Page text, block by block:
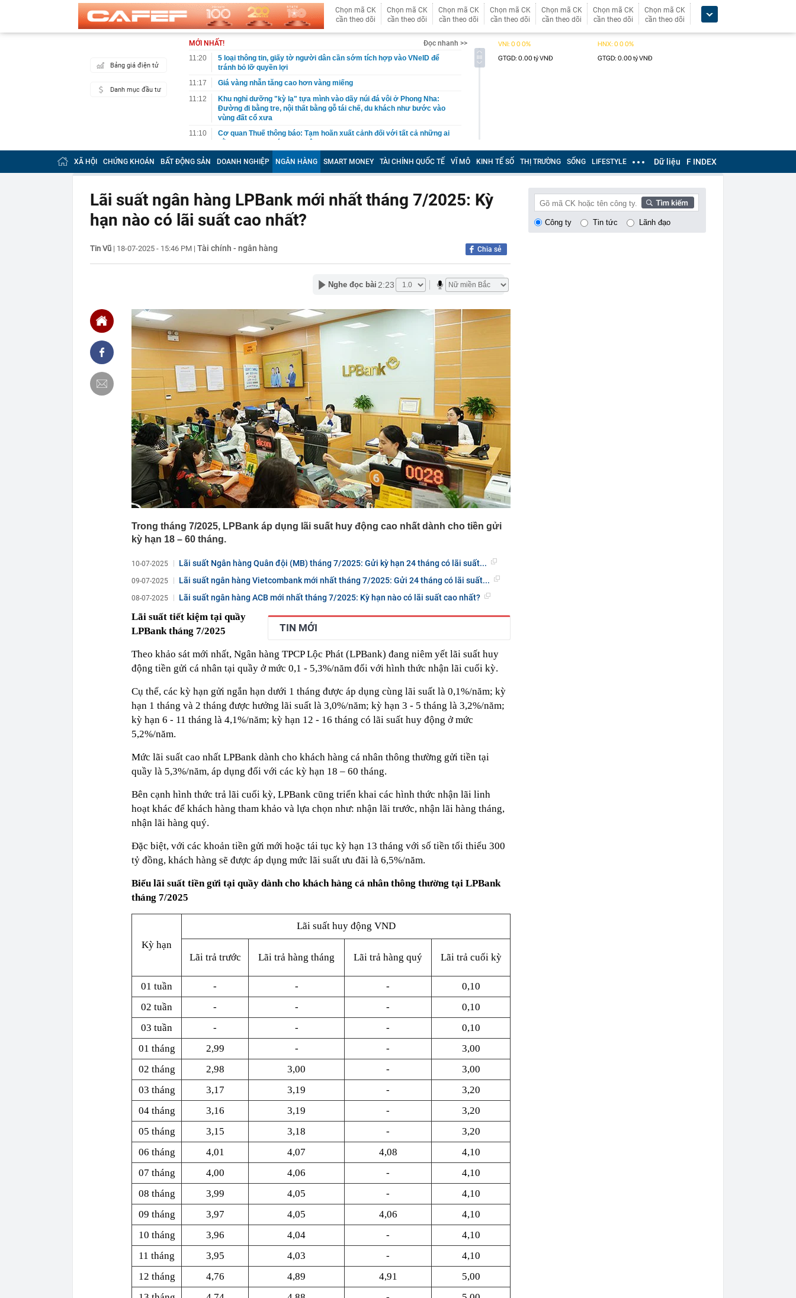
Chọn mã CK
cần theo dõi
Chọn mã CK
cần theo dõi
Chọn mã CK
cần theo dõi
Chọn mã CK
cần theo dõi
Chọn mã CK
cần theo dõi
Chọn mã CK
cần theo dõi
Chọn mã CK
cần theo dõi
Bảng giá điện tử
Danh mục đầu tư
MỚI NHẤT!
Đọc nhanh >>
11:20
5 loại thông tin, giấy tờ người dân cần sớm tích hợp vào VNeID để
tránh bỏ lỡ quyền lợi
11:17
Giá vàng nhẫn tăng cao hơn vàng miếng
11:12
Khu nghỉ dưỡng "kỳ lạ" tựa mình vào dãy núi đá vôi ở Phong Nha:
Đường đi bằng tre, nội thất bằng gỗ tái chế, du khách như bước vào
vùng đất cổ xưa
11:10
Cơ quan Thuế thông báo: Tạm hoãn xuất cảnh đối với tất cả những ai
11:09
Thiết kế nhà tối ưu công năng cho ngân sách hạn chế
11:08
Mưa lớn vượt công suất thiết kế, Hà Nội giải bài toán chống ngập ra
11:05
Khách gửi tiết kiệm hơn 77 triệu đồng, 2 tháng sau được ngân hàng
Trung Quốc thông báo: “Tiền đang nằm trong tài khoản của công ty bảo
hiểm”
sàn
Áp thấp nhiệt đới giật cấp 8 trên Vịnh Bắc Bộ, nhiều vùng biển sóng
10:56
Nga bất ngờ 'cầu cứu' đồng minh của Mỹ
Vợ cũ Đan Trường báo tin vui
10:48
3 thói quen rán cá cần bỏ ngay
Đang ngồi trong nhà, người dân bất ngờ thấy cảnh tượng "nổi da gà",
cả làng kéo đến xem
10:43
Vì sao trên muôi xới cơm lại có những chấm tròn? Hơn 90% người
dùng không biết hết công dụng
10:38
Hai chị em sinh đôi cùng tốt nghiệp Xuất sắc Đại học Ngoại ngữ
10:34
Tướng Mỹ tìm lối thoát cho Tổng thống Trump khỏi Iran
10:33
Trường học sau sắp xếp: Thay đổi lớn nhất nằm ở cách quản trị
10:30
Rửa tiền 320 tỷ đồng cho Mr Pips, Shark Bình nộp khắc phục 5,7 tỷ
đồng
10:26
Quang Hải vượt kỷ lục của Lê Công Vinh
XÃ HỘI CHỨNG KHOÁN BẤT ĐỘNG SẢN DOANH NGHIỆP NGÂN HÀNG SMART MONEY TÀI CHÍNH QUỐC TẾ VĨ MÔ KINH TẾ SỐ THỊ TRƯỜNG SỐNG LIFESTYLE Dữ liệu F INDEX
Lãi suất ngân hàng LPBank mới nhất tháng 7/2025: Kỳ
hạn nào có lãi suất cao nhất?
Tin Vũ | 18-07-2025 - 15:46 PM | Tài chính - ngân hàng Chia sẻ
Nghe đọc bài 2:23
Trong tháng 7/2025, LPBank áp dụng lãi suất huy động cao nhất dành cho tiền gửi
kỳ hạn 18 – 60 tháng.
10-07-2025 Lãi suất Ngân hàng Quân đội (MB) tháng 7/2025: Gửi kỳ hạn 24 tháng có lãi suất...
09-07-2025 Lãi suất ngân hàng Vietcombank mới nhất tháng 7/2025: Gửi 24 tháng có lãi suất...
08-07-2025 Lãi suất ngân hàng ACB mới nhất tháng 7/2025: Kỳ hạn nào có lãi suất cao nhất?
TIN MỚI
Lãi suất tiết kiệm tại quầy
LPBank tháng 7/2025
Theo khảo sát mới nhất, Ngân hàng TPCP Lộc Phát (LPBank) đang niêm yết lãi suất huy
động tiền gửi cá nhân tại quầy ở mức 0,1 - 5,3%/năm đối với hình thức nhận lãi cuối kỳ.
Cụ thể, các kỳ hạn gửi ngắn hạn dưới 1 tháng được áp dụng cùng lãi suất là 0,1%/năm; kỳ
hạn 1 tháng và 2 tháng được hưởng lãi suất là 3,0%/năm; kỳ hạn 3 - 5 tháng là 3,2%/năm;
kỳ hạn 6 - 11 tháng là 4,1%/năm; kỳ hạn 12 - 16 tháng có lãi suất huy động ở mức
5,2%/năm.
Mức lãi suất cao nhất LPBank dành cho khách hàng cá nhân thông thường gửi tiền tại
quầy là 5,3%/năm, áp dụng đối với các kỳ hạn 18 – 60 tháng.
Bên cạnh hình thức trả lãi cuối kỳ, LPBank cũng triển khai các hình thức nhận lãi linh
hoạt khác để khách hàng tham khảo và lựa chọn như: nhận lãi trước, nhận lãi hàng tháng,
nhận lãi hàng quý.
Đặc biệt, với các khoản tiền gửi mới hoặc tái tục kỳ hạn 13 tháng với số tiền tối thiểu 300
tỷ đồng, khách hàng sẽ được áp dụng mức lãi suất ưu đãi là 6,5%/năm.
Biểu lãi suất tiền gửi tại quầy dành cho khách hàng cá nhân thông thường tại LPBank
tháng 7/2025
Kỳ hạn
Lãi suất huy động VND
Lãi trả trước Lãi trả hàng tháng Lãi trả hàng quý Lãi trả cuối kỳ
01 tuần - - -
0,10
02 tuần
- - -
0,10
03 tuần
- - -
0,10
01 tháng
2,99 - -
3,00
02 tháng
2,98 3,00 -
3,00
03 tháng
3,17 3,19 -
3,20
04 tháng
3,16 3,19 -
3,20
05 tháng
3,15 3,18 -
3,20
06 tháng
4,01 4,07 4,08
4,10
07 tháng
4,00 4,06 -
4,10
08 tháng
3,99 4,05 -
4,10
09 tháng
3,97 4,05 4,06
4,10
10 tháng
3,96 4,04 -
4,10
11 tháng
3,95 4,03 -
4,10
12 tháng
4,76 4,89 4,91
5,00
Công ty Tin tức Lãnh đạo